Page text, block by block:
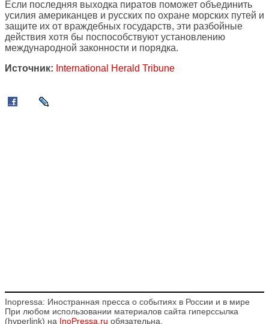
Если последняя выходка пиратов поможет объединить
усилия американцев и русских по охране морских путей и
защите их от враждебных государств, эти разбойные
действия хотя бы поспособствуют установлению
международной законности и порядка.
Источник: International Herald Tribune
Inopressa: Иностранная пресса о событиях в России и в мире
При любом использовании материалов сайта гиперссылка
(hyperlink) на InoPressa.ru обязательна.